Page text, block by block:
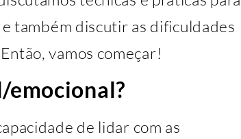
também discutir as dificuldades
vamos começar!
emocional?
de lidar com as